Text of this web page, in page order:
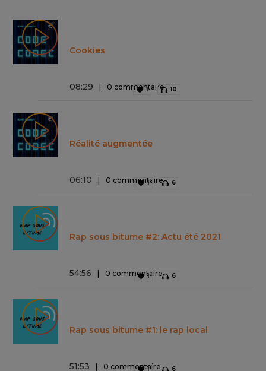
Cookies
08:29 0 commentaire
1 10
Réalité augmentée
06:10 0 commentaire
1 6
Rap sous bitume #2: Actu été 2021
54:56 0 commentaire
1 6
Rap sous bitume #1: le rap local
51:53 0 commentaire
1 6